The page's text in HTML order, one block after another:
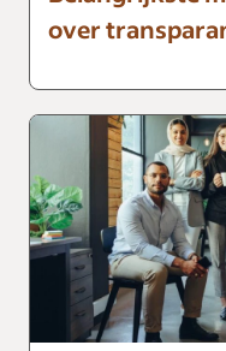
over